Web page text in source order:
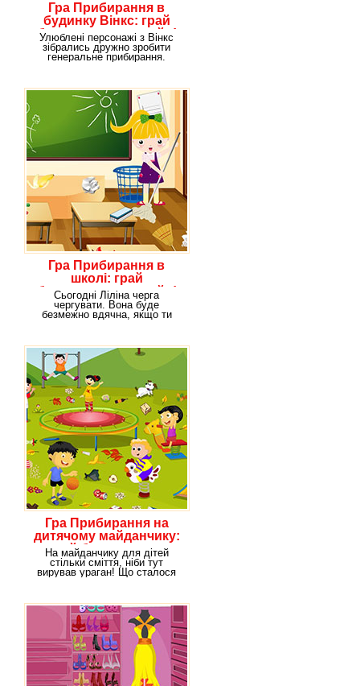
Гра Прибирання в
будинку Вінкс: грай
безкоштовно онлайн!
Улюблені персонажі з Вінкс
зібрались дружно зробити
генеральне прибирання.
Гра Прибирання в
школі: грай
безкоштовно онлайн!
Сьогодні Ліліна черга
чергувати. Вона буде
безмежно вдячна, якщо ти
Гра Прибирання на
дитячому майданчику:
грай безкоштовно
онлайн!
На майданчику для дітей
стільки сміття, ніби тут
вирував ураган! Що сталося